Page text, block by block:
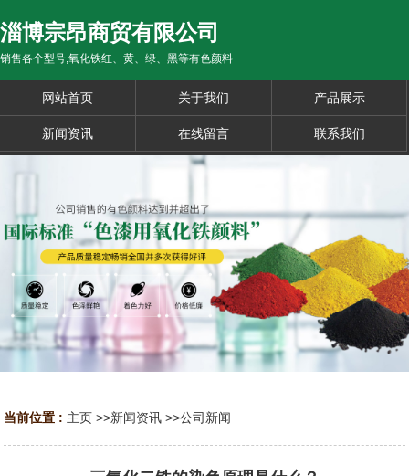
淄博宗昂商贸有限公司
销售各个型号,氧化铁红、黄、绿、黑等有色颜料
网站首页 关于我们 产品展示
新闻资讯 在线留言 联系我们
当前位置 : 主页 >>新闻资讯 >>公司新闻